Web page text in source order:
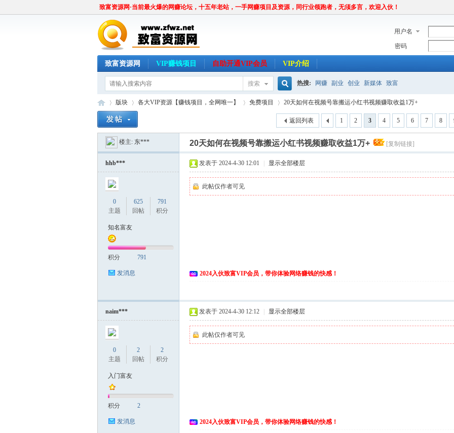
致富资源网·当前最火爆的网赚论坛，十五年老站，一手网赚项目及资源，同行业领跑者，无须多言，欢迎入伙！
用户名
密码
致富资源网 VIP赚钱项目 自助开通VIP会员 VIP介绍
搜索
搜
索
热搜: 网赚 副业 创业 新媒体 致富
»
版块
›
各大VIP资源【赚钱项目，全网唯一】
›
免费项目
›
20天如何在视频号靠搬运小红书视频赚取收益1万+
1 2 3 4 5 6 7 8
返回列表
楼主: 东*** 20天如何在视频号靠搬运小红书视频赚取收益1万+ [复制链接]
hhb***
0
主题
625
回帖
791
积分
知名富友
积分 791
发消息
发表于 2024-4-30 12:01 显示全部楼层
此帖仅作者可见
2024入伙致富VIP会员，带你体验网络赚钱的快感！
naim***
0
主题
2
回帖
2
积分
入门富友
积分 2
发消息
发表于 2024-4-30 12:12 显示全部楼层
此帖仅作者可见
2024入伙致富VIP会员，带你体验网络赚钱的快感！